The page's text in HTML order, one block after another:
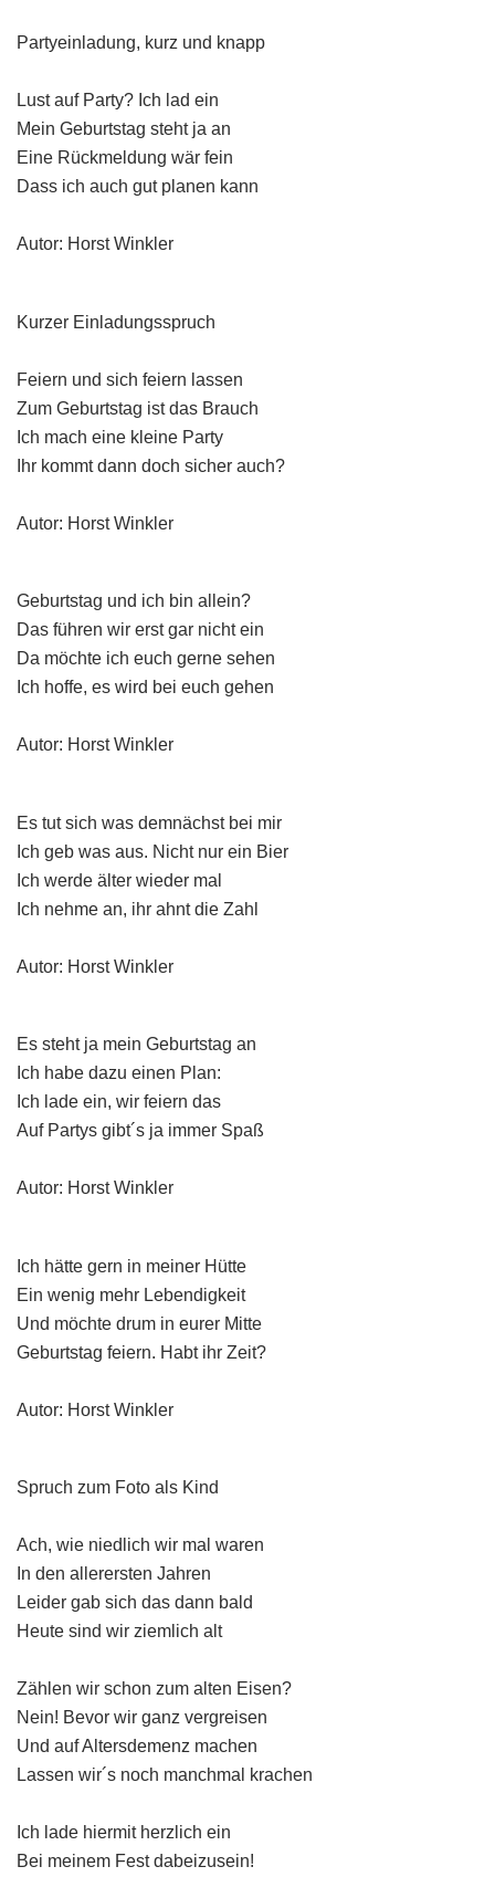
Partyeinladung, kurz und knapp
Lust auf Party? Ich lad ein
Mein Geburtstag steht ja an
Eine Rückmeldung wär fein
Dass ich auch gut planen kann
Autor: Horst Winkler
Kurzer Einladungsspruch
Feiern und sich feiern lassen
Zum Geburtstag ist das Brauch
Ich mach eine kleine Party
Ihr kommt dann doch sicher auch?
Autor: Horst Winkler
Geburtstag und ich bin allein?
Das führen wir erst gar nicht ein
Da möchte ich euch gerne sehen
Ich hoffe, es wird bei euch gehen
Autor: Horst Winkler
Es tut sich was demnächst bei mir
Ich geb was aus. Nicht nur ein Bier
Ich werde älter wieder mal
Ich nehme an, ihr ahnt die Zahl
Autor: Horst Winkler
Es steht ja mein Geburtstag an
Ich habe dazu einen Plan:
Ich lade ein, wir feiern das
Auf Partys gibt´s ja immer Spaß
Autor: Horst Winkler
Ich hätte gern in meiner Hütte
Ein wenig mehr Lebendigkeit
Und möchte drum in eurer Mitte
Geburtstag feiern. Habt ihr Zeit?
Autor: Horst Winkler
Spruch zum Foto als Kind
Ach, wie niedlich wir mal waren
In den allerersten Jahren
Leider gab sich das dann bald
Heute sind wir ziemlich alt
Zählen wir schon zum alten Eisen?
Nein! Bevor wir ganz vergreisen
Und auf Altersdemenz machen
Lassen wir´s noch manchmal krachen
Ich lade hiermit herzlich ein
Bei meinem Fest dabeizusein!